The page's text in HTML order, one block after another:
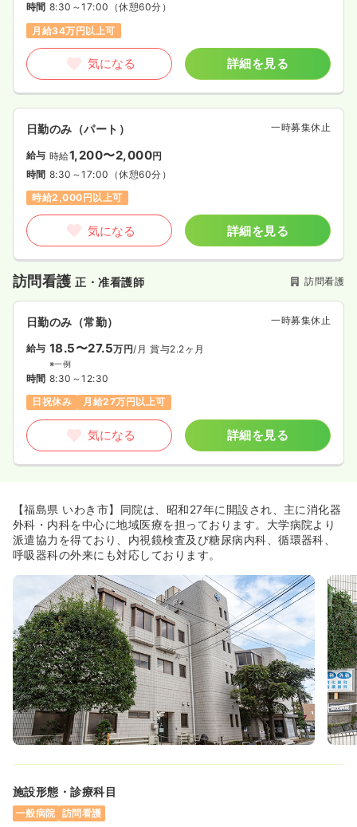
時間 8:30～17:00 （休憩60分）
月給34万円以上可
気になる 詳細を見る
日勤のみ（パート） 一時募集休止
給与 時給1,200〜2,000円
時間 8:30～17:00 （休憩60分）
時給2,000円以上可
気になる 詳細を見る
訪問看護正・准看護師 訪問看護
日勤のみ（常勤） 一時募集休止
給与 18.5〜27.5万円/月 賞与2.2ヶ月
※一例
時間 8:30～12:30
日祝休み
月給27万円以上可
気になる 詳細を見る
【福島県 いわき市】同院は、昭和27年に開設され、主に消化器
外科・内科を中心に地域医療を担っております。大学病院より
派遣協力を得ており、内視鏡検査及び糖尿病内科、循環器科、
呼吸器科の外来にも対応しております。
施設形態・診療科目
一般病院 訪問看護